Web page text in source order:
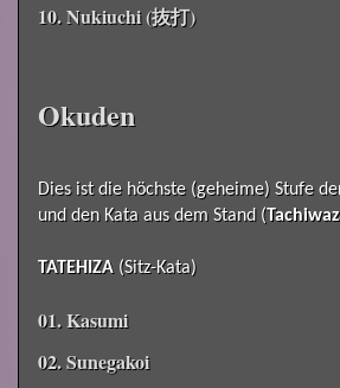
10. Nukiuchi (抜打)
Okuden
Dies ist die höchste (geheime) Stufe
und den Kata aus dem Stand (
TATEHIZA(Sitz-Kata)
01. Kasumi
02. Sunegakoi